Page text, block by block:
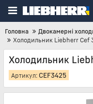
Головна
Двокамерні
Холодильник Liebherr Cef
Холодильник
Артикул: CEF3425